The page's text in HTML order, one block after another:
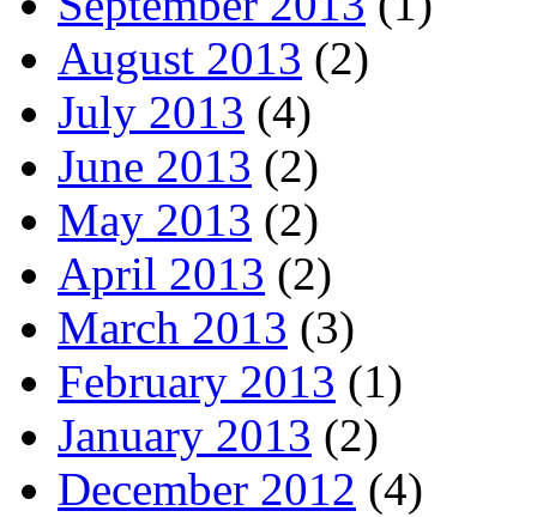
August 2013 (2)
July 2013 (4)
June 2013 (2)
May 2013 (2)
April 2013 (2)
March 2013 (3)
February 2013 (1)
January 2013 (2)
December 2012 (4)